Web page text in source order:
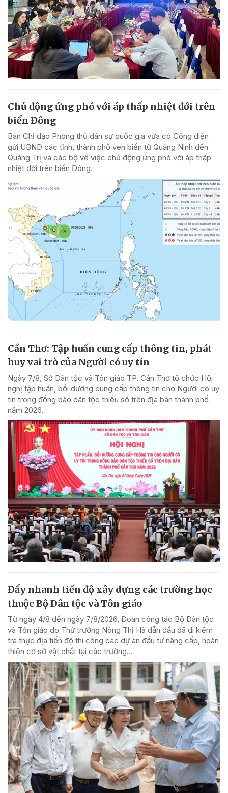
Chủ động ứng phó với áp thấp nhiệt đới trên
biển Đông
Ban Chỉ đạo Phòng thủ dân sự quốc gia vừa có Công điện
gửi UBND các tỉnh, thành phố ven biển từ Quảng Ninh đến
Quảng Trị và các bộ về việc chủ động ứng phó với áp thấp
nhiệt đới trên biển Đông.
Cần Thơ: Tập huấn cung cấp thông tin, phát
huy vai trò của Người có uy tín
Ngày 7/8, Sở Dân tộc và Tôn giáo TP. Cần Thơ tổ chức Hội
nghị tập huấn, bồi dưỡng cung cấp thông tin cho Người có uy
tín trong đồng bào dân tộc thiểu số trên địa bàn thành phố
năm 2026.
Đẩy nhanh tiến độ xây dựng các trường học
thuộc Bộ Dân tộc và Tôn giáo
Từ ngày 4/8 đến ngày 7/8/2026, Đoàn công tác Bộ Dân tộc
và Tôn giáo do Thứ trưởng Nông Thị Hà dẫn đầu đã đi kiểm
tra thực địa tiến độ thi công các dự án đầu tư nâng cấp, hoàn
thiện cơ sở vật chất tại các trường...